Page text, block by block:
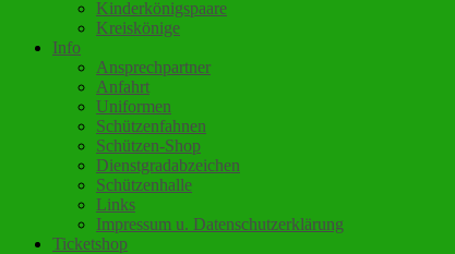
Kinderkönigspaare
Kreiskönige
Info
Ansprechpartner
Anfahrt
Uniformen
Schützenfahnen
Schützen-Shop
Dienstgradabzeichen
Schützenhalle
Links
Impressum u. Datenschutzerklärung
Ticketshop